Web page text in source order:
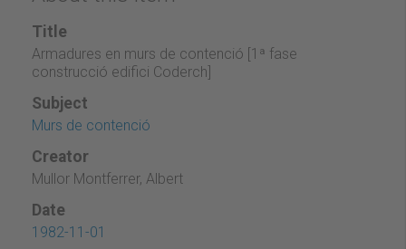
Title
Armadures en murs de contenció [1ª fase
construcció edifici Coderch]
Subject
Murs de contenció
Creator
Mullor Montferrer, Albert
Date
1982-11-01